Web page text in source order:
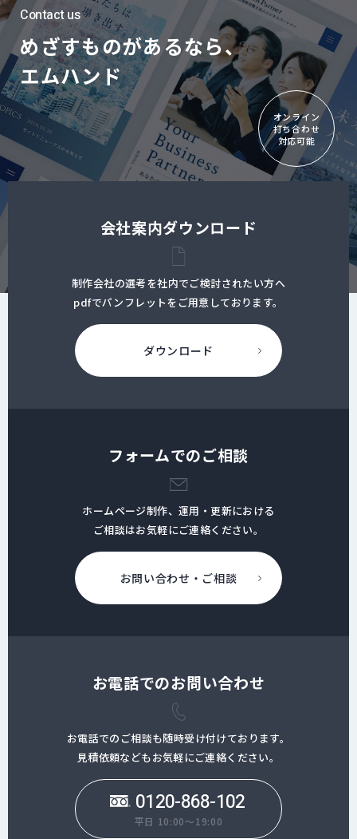
Contact us
めざすものがあるなら、
エムハンド
オンライン
打ち合わせ
対応可能
会社案内ダウンロード
制作会社の選考を社内でご検討されたい方へ
pdfでパンフレットをご用意しております。
ダウンロード
フォームでのご相談
ホームページ制作、運用・更新における
ご相談はお気軽にご連絡ください。
お問い合わせ・ご相談
お電話でのお問い合わせ
お電話でのご相談も随時受け付けております。
見積依頼などもお気軽にご連絡ください。
0120-868-102
平日 10:00～19:00